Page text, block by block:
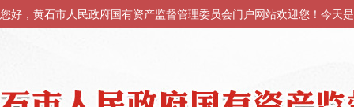
您好，黄石市人民政府国有资产监督管理委员会门户网站欢迎您！今天是